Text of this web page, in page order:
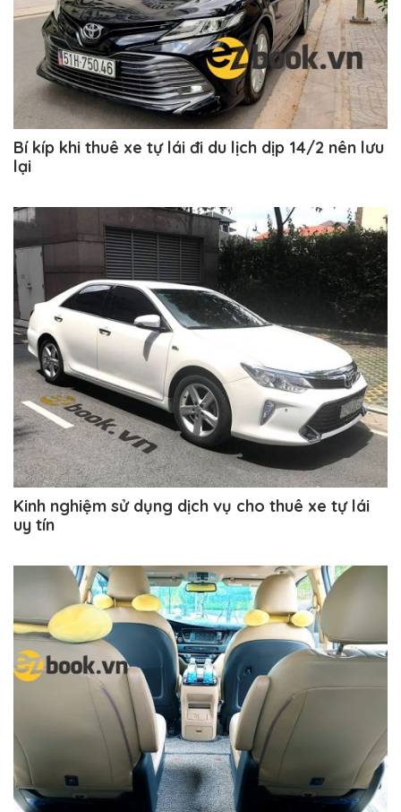
Bí kíp khi thuê xe tự lái đi du lịch dịp 14/2 nên lưu
lại
Kinh nghiệm sử dụng dịch vụ cho thuê xe tự lái
uy tín